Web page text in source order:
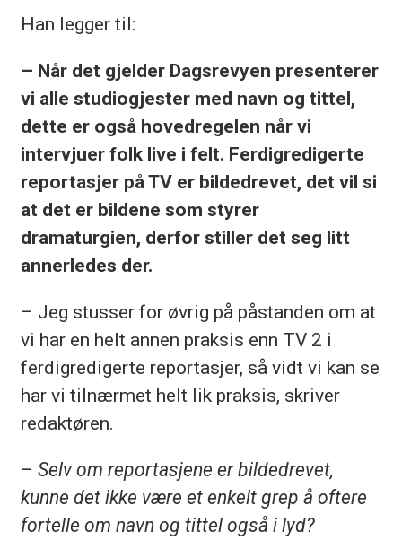
Han legger til:
– Når det gjelder Dagsrevyen presenterer
vi alle studiogjester med navn og tittel,
dette er også hovedregelen når vi
intervjuer folk live i felt. Ferdigredigerte
reportasjer på TV er bildedrevet, det vil si
at det er bildene som styrer
dramaturgien, derfor stiller det seg litt
annerledes der.
– Jeg stusser for øvrig på påstanden om at
vi har en helt annen praksis enn TV 2 i
ferdigredigerte reportasjer, så vidt vi kan se
har vi tilnærmet helt lik praksis, skriver
redaktøren.
– Selv om reportasjene er bildedrevet,
kunne det ikke være et enkelt grep å oftere
fortelle om navn og tittel også i lyd?